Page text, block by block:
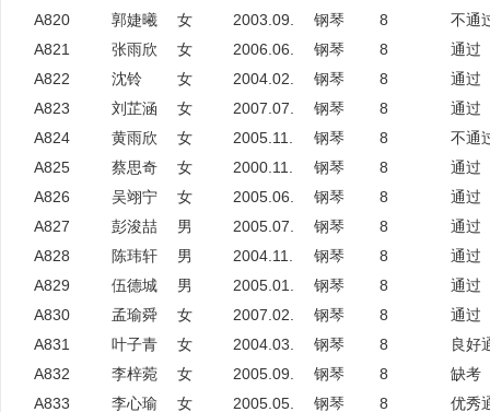
A820
郭婕曦 女 2003.09. 钢琴 8
不通
A821
张雨欣 女 2006.06. 钢琴 8
通过
A822
沈铃 女 2004.02. 钢琴 8
通过
A823
刘芷涵 女 2007.07. 钢琴 8
通过
A824
黄雨欣 女 2005.11. 钢琴 8
不通
A825
蔡思奇 女 2000.11. 钢琴 8
通过
A826
吴翊宁 女 2005.06. 钢琴 8
通过
A827
彭浚喆 男 2005.07. 钢琴 8
通过
A828
陈玮轩 男 2004.11. 钢琴 8
通过
A829
伍德城 男 2005.01. 钢琴 8
通过
A830
孟瑜舜 女 2007.02. 钢琴 8
通过
A831
叶子青 女 2004.03. 钢琴 8
良好
A832
李梓菀 女 2005.09. 钢琴 8
缺考
A833
李心瑜 女 2005.05. 钢琴 8
优秀